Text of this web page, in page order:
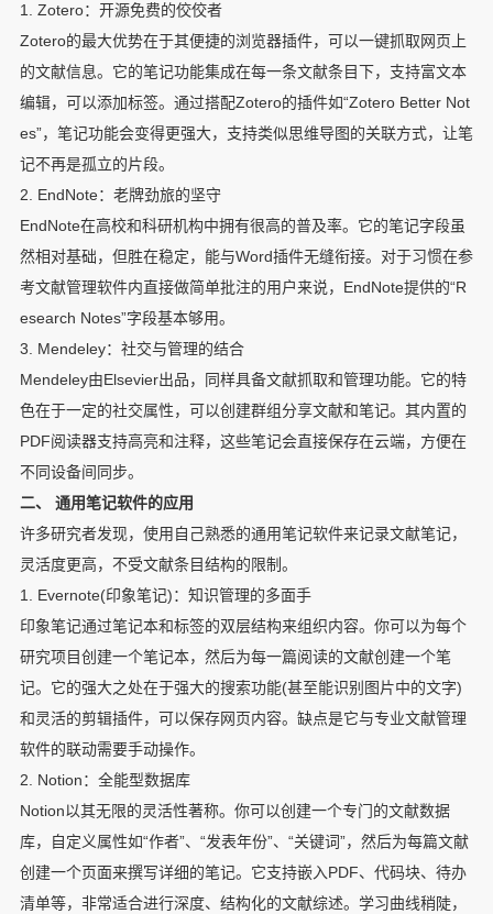
1. Zotero：开源免费的佼佼者
Zotero的最大优势在于其便捷的浏览器插件，可以一键抓取网页上
的文献信息。它的笔记功能集成在每一条文献条目下，支持富文本
编辑，可以添加标签。通过搭配Zotero的插件如“Zotero Better Not
es”，笔记功能会变得更强大，支持类似思维导图的关联方式，让笔
记不再是孤立的片段。
2. EndNote：老牌劲旅的坚守
EndNote在高校和科研机构中拥有很高的普及率。它的笔记字段虽
然相对基础，但胜在稳定，能与Word插件无缝衔接。对于习惯在参
考文献管理软件内直接做简单批注的用户来说，EndNote提供的“R
esearch Notes”字段基本够用。
3. Mendeley：社交与管理的结合
Mendeley由Elsevier出品，同样具备文献抓取和管理功能。它的特
色在于一定的社交属性，可以创建群组分享文献和笔记。其内置的
PDF阅读器支持高亮和注释，这些笔记会直接保存在云端，方便在
不同设备间同步。
二、 通用笔记软件的应用
许多研究者发现，使用自己熟悉的通用笔记软件来记录文献笔记，
灵活度更高，不受文献条目结构的限制。
1. Evernote(印象笔记)：知识管理的多面手
印象笔记通过笔记本和标签的双层结构来组织内容。你可以为每个
研究项目创建一个笔记本，然后为每一篇阅读的文献创建一个笔
记。它的强大之处在于强大的搜索功能(甚至能识别图片中的文字)
和灵活的剪辑插件，可以保存网页内容。缺点是它与专业文献管理
软件的联动需要手动操作。
2. Notion：全能型数据库
Notion以其无限的灵活性著称。你可以创建一个专门的文献数据
库，自定义属性如“作者”、“发表年份”、“关键词”，然后为每篇文献
创建一个页面来撰写详细的笔记。它支持嵌入PDF、代码块、待办
清单等，非常适合进行深度、结构化的文献综述。学习曲线稍陡，